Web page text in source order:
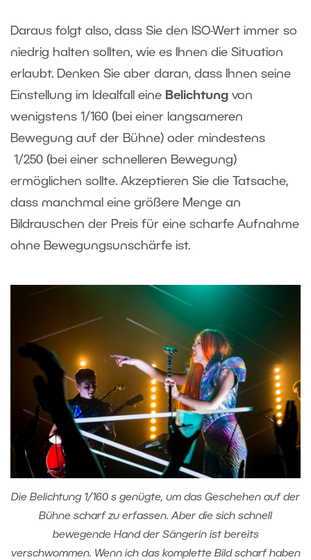
Daraus folgt also, dass Sie den ISO-Wert immer so
niedrig halten sollten, wie es Ihnen die Situation
erlaubt. Denken Sie aber daran, dass Ihnen seine
Einstellung im Idealfall eine Belichtung von
wenigstens 1/160 (bei einer langsameren
Bewegung auf der Bühne) oder mindestens
1/250 (bei einer schnelleren Bewegung)
ermöglichen sollte. Akzeptieren Sie die Tatsache,
dass manchmal eine größere Menge an
Bildrauschen der Preis für eine scharfe Aufnahme
ohne Bewegungsunschärfe ist.
Die Belichtung 1/160 s genügte, um das Geschehen auf der
Bühne scharf zu erfassen. Aber die sich schnell
bewegende Hand der Sängerin ist bereits
verschwommen. Wenn ich das komplette Bild scharf haben